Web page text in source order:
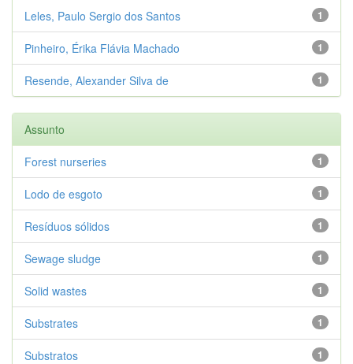
1
Leles, Paulo Sergio dos Santos
1
Pinheiro, Érika Flávia Machado
1
Resende, Alexander Silva de
Assunto
1
Forest nurseries
1
Lodo de esgoto
1
Resíduos sólidos
1
Sewage sludge
1
Solid wastes
1
Substrates
1
Substratos